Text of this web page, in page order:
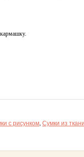
с рисунком, Сумки из ткани